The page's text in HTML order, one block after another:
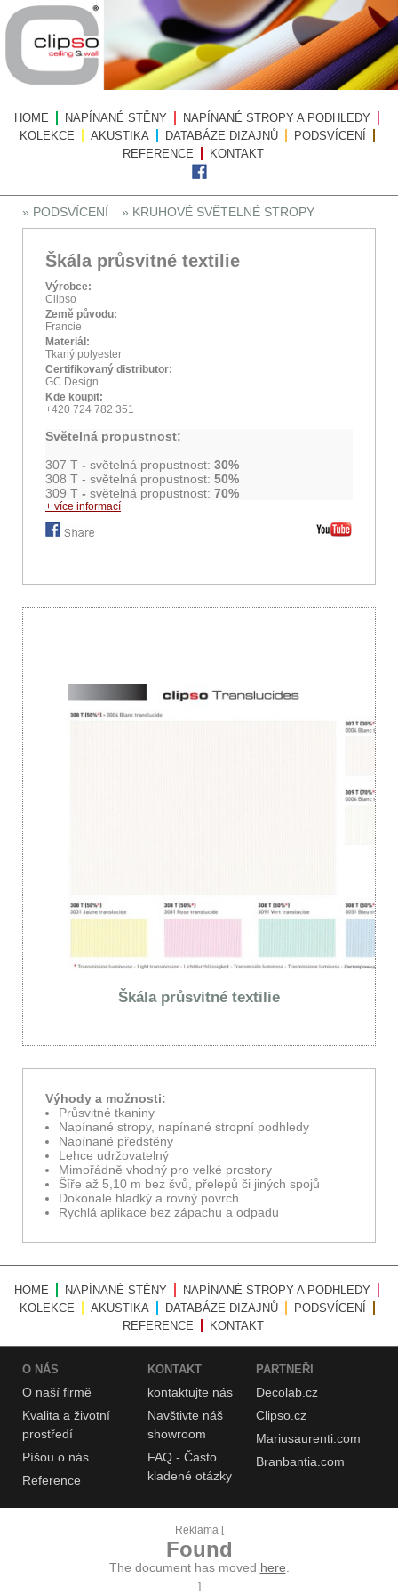
HOME NAPÍNANÉ STĚNY
NAPÍNANÉ STROPY A PODHLEDY
KOLEKCE
AKUSTIKA DATABÁZE DIZAJNŮ
PODSVÍCENÍ
REFERENCE
KONTAKT
» PODSVÍCENÍ » KRUHOVÉ SVĚTELNÉ STROPY
Škála průsvitné textilie
Výrobce:
Clipso
Země původu:
Francie
Materiál:
Tkaný polyester
Certifikovaný distributor:
GC Design
Kde koupit:
+420 724 782 351
Světelná propustnost:
307 T - světelná propustnost: 30%
308 T - světelná propustnost: 50%
309 T - světelná propustnost: 70%
+ více informací
Škála průsvitné textilie
Výhody a možnosti:
Průsvitné tkaniny
Napínané stropy, napínané stropní podhledy
Napínané předstěny
Lehce udržovatelný
Mimořádně vhodný pro velké prostory
Šíře až 5,10 m bez švů, přelepů či jiných spojů
Dokonale hladký a rovný povrch
Rychlá aplikace bez zápachu a odpadu
HOME NAPÍNANÉ STĚNY
NAPÍNANÉ STROPY A PODHLEDY
KOLEKCE
AKUSTIKA DATABÁZE DIZAJNŮ
PODSVÍCENÍ
REFERENCE
KONTAKT
O NÁS
O naší firmě
Kvalita a životní
prostředí
Píšou o nás
Reference
KONTAKT
kontaktujte nás
Navštivte náš
showroom
FAQ - Často
kladené otázky
PARTNEŘI
Decolab.cz
Clipso.cz
Mariusaurenti.com
Branbantia.com
Reklama [
Found
The document has moved here
]